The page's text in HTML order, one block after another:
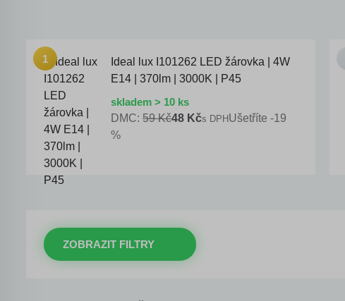
Ideal lux I101262 LED žárovka | 4W
E14 | 370lm | 3000K | P45
skladem > 10 ks
DMC: 59 Kč48 Kčs DPH Ušetříte -19
%
ZOBRAZIT FILTRY